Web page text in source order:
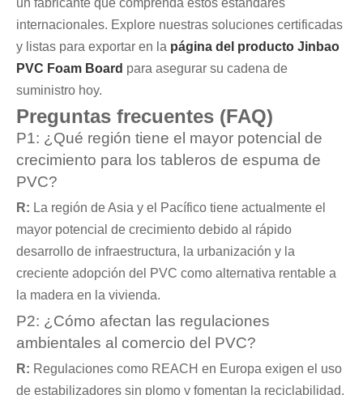
un fabricante que comprenda estos estándares
internacionales. Explore nuestras soluciones certificadas
y listas para exportar en la página del producto Jinbao
PVC Foam Board para asegurar su cadena de
suministro hoy.
Preguntas frecuentes (FAQ)
P1: ¿Qué región tiene el mayor potencial de
crecimiento para los tableros de espuma de
PVC?
R: La región de Asia y el Pacífico tiene actualmente el
mayor potencial de crecimiento debido al rápido
desarrollo de infraestructura, la urbanización y la
creciente adopción del PVC como alternativa rentable a
la madera en la vivienda.
P2: ¿Cómo afectan las regulaciones
ambientales al comercio del PVC?
R: Regulaciones como REACH en Europa exigen el uso
de estabilizadores sin plomo y fomentan la reciclabilidad.